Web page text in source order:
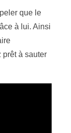
que le
à lui. Ainsi
prêt à sauter